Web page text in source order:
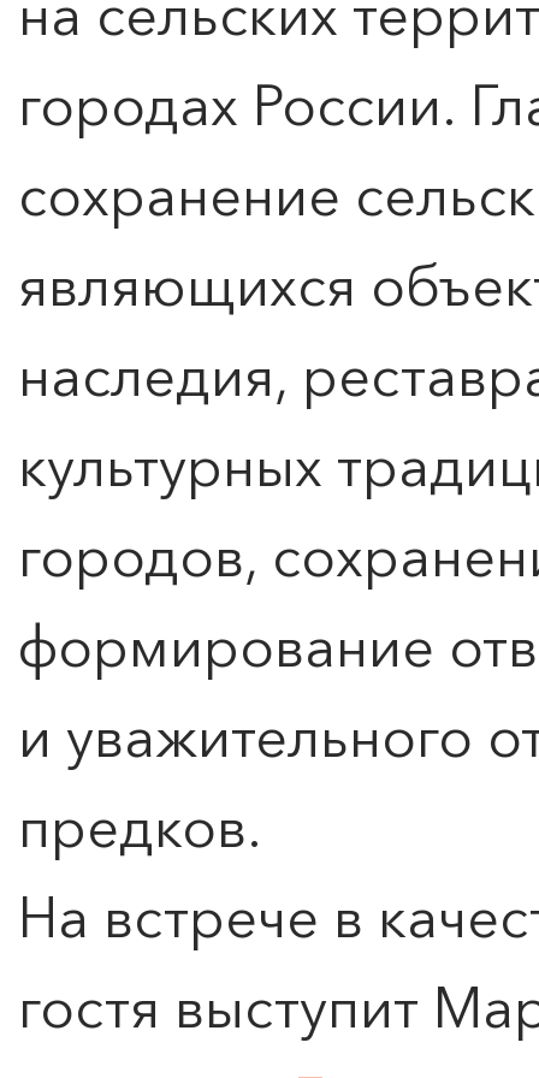
на сельских
городах России.
сохранение
являющихся
наследия,
культурных
городов,
формирование
и уважительного
предков.
На встрече в
гостя выступит